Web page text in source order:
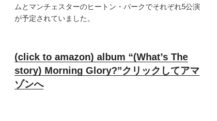
ムとマンチェスターのヒートン・パークでそれぞれ5公演
が予定されていました。
(click to amazon) album “(What’s The
story) Morning Glory?”クリックしてアマ
ゾンへ